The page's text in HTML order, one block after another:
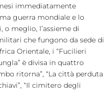
mesi immediatamente
guerra mondiale e lo
meglio, l’assieme di
che fungono da sede di
Orientale, i “Fucilieri
è divisa in quattro
ritorna”, “La città perduta
“Il cimitero degli